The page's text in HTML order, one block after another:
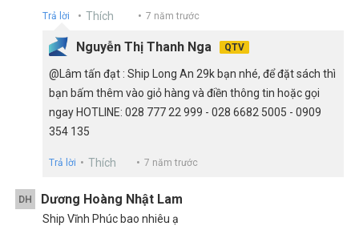
Trả lời Thích 7 năm trước
Nguyễn Thị Thanh Nga QTV
@Lâm tấn đạt : Ship Long An 29k bạn nhé, để đặt sách thì
bạn bấm thêm vào giỏ hàng và điền thông tin hoặc gọi
ngay HOTLINE: 028 777 22 999 - 028 6682 5005 - 0909
354 135
Trả lời Thích 7 năm trước
DH Dương Hoàng Nhật Lam
Ship Vĩnh Phúc bao nhiêu ạ